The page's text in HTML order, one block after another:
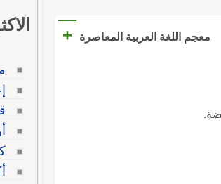
معجم اللغة العربية المعاصرة +